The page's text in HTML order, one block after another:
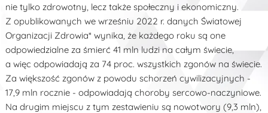
nie tylko zdrowotny, lecz także społeczny i ekonomiczny.
Z opublikowanych we wrześniu 2022 r. danych Światowej
Organizacji Zdrowia* wynika, że każdego roku są one
odpowiedzialne za śmierć 41 mln ludzi na całym świecie,
a więc odpowiadają za 74 proc. wszystkich zgonów na świecie.
Za większość zgonów z powodu schorzeń cywilizacyjnych -
17,9 mln rocznie - odpowiadają choroby sercowo-naczyniowe.
Na drugim miejscu z tym zestawieniu są nowotwory (9,3 mln),